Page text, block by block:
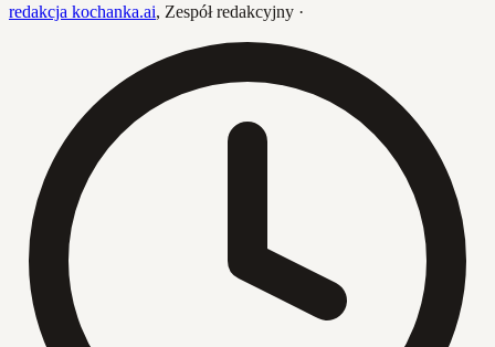
redakcja kochanka.ai, Zespół redakcyjny ·